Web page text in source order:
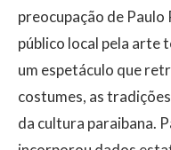
preocupação de
público local pela arte
um espetáculo que
costumes, as
da cultura paraibana.